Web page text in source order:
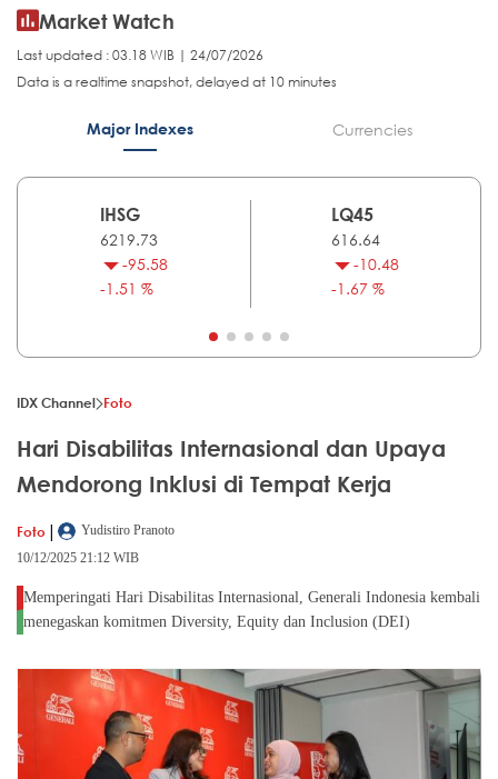
Market Watch
Last updated : 03.18 WIB | 24/07/2026
Data is a realtime snapshot, delayed at 10 minutes
Major Indexes Currencies
IHSG
6219.73
-95.58
-1.51 %
LQ45
616.64
-10.48
-1.67 %
IDX Channel Foto
Hari Disabilitas Internasional dan Upaya
Mendorong Inklusi di Tempat Kerja
Foto |
Yudistiro Pranoto
10/12/2025 21:12 WIB
Memperingati Hari Disabilitas Internasional, Generali Indonesia kembali
menegaskan komitmen Diversity, Equity dan Inclusion (DEI)